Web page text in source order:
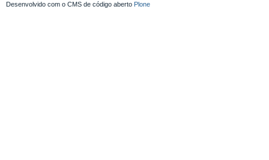
Desenvolvido com o CMS de código aberto Plone